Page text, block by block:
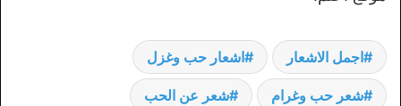
اجمل الاشعار اشعار حب وغزل
شعر حب وغرام شعر عن الحب